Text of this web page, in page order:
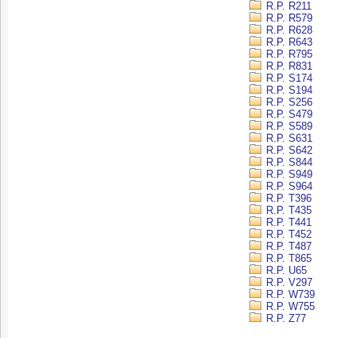
R.P. R211
R.P. R579
R.P. R628
R.P. R643
R.P. R795
R.P. R831
R.P. S174
R.P. S194
R.P. S256
R.P. S479
R.P. S589
R.P. S631
R.P. S642
R.P. S844
R.P. S949
R.P. S964
R.P. T396
R.P. T435
R.P. T441
R.P. T452
R.P. T487
R.P. T865
R.P. U65
R.P. V297
R.P. W739
R.P. W755
R.P. Z77